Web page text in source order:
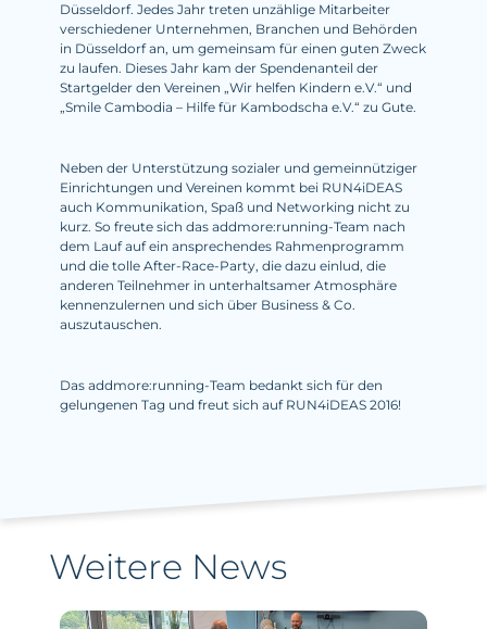
Düsseldorf. Jedes Jahr treten unzählige Mitarbeiter
verschiedener Unternehmen, Branchen und Behörden
in Düsseldorf an, um gemeinsam für einen guten Zweck
zu laufen. Dieses Jahr kam der Spendenanteil der
Startgelder den Vereinen „Wir helfen Kindern e.V.“ und
„Smile Cambodia – Hilfe für Kambodscha e.V.“ zu Gute.
Neben der Unterstützung sozialer und gemeinnütziger
Einrichtungen und Vereinen kommt bei RUN4iDEAS
auch Kommunikation, Spaß und Networking nicht zu
kurz. So freute sich das addmore:running-Team nach
dem Lauf auf ein ansprechendes Rahmenprogramm
und die tolle After-Race-Party, die dazu einlud, die
anderen Teilnehmer in unterhaltsamer Atmosphäre
kennenzulernen und sich über Business & Co.
auszutauschen.
Das addmore:running-Team bedankt sich für den
gelungenen Tag und freut sich auf RUN4iDEAS 2016!
Weitere News